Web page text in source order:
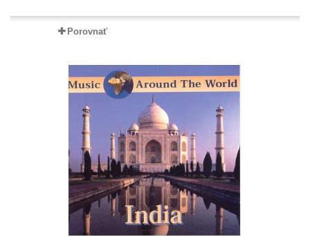
Porovnať